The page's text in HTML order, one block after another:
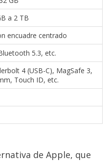
a 2 TB
encuadre centrado
5.3, etc.
4 (USB-C), MagSafe 3,
Touch ID, etc.
de Apple, que